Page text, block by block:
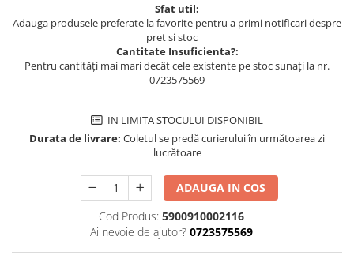
Sfat util:
Adauga produsele preferate la favorite pentru a primi notificari despre
pret si stoc
Cantitate Insuficienta?:
Pentru cantități mai mari decât cele existente pe stoc sunați la nr.
0723575569
IN LIMITA STOCULUI DISPONIBIL
Durata de livrare: Coletul se predă curierului în următoarea zi
lucrătoare
ADAUGA IN COS
Cod Produs: 5900910002116
Ai nevoie de ajutor? 0723575569